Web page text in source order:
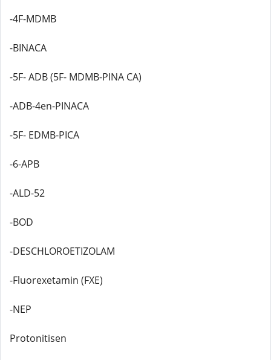
-4F-MDMB
-BINACA
-5F- ADB (5F- MDMB-PINA CA)
-ADB-4en-PINACA
-5F- EDMB-PICA
-6-APB
-ALD-52
-BOD
-DESCHLOROETIZOLAM
-Fluorexetamin (FXE)
-NEP
Protonitisen